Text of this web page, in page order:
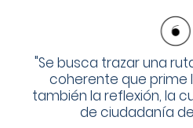
"Se busca trazar una
coherente que prime
también la reflexión, la
de ciudadanía